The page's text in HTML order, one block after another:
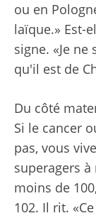
ou en
laïque.» Est-
signe. «Je
qu'il est de
Du côté
Si le cancer
pas, vous
superagers
moins de
102. Il rit.